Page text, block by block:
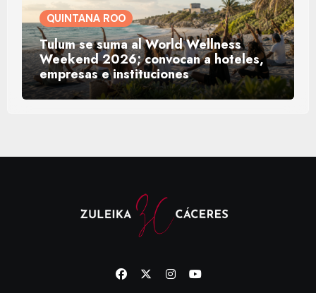
QUINTANA ROO
Tulum se suma al World Wellness
Weekend 2026; convocan a hoteles,
empresas e instituciones